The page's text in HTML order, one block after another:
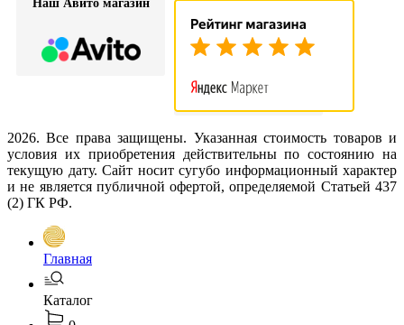
Наш Авито магазин
2026. Все права защищены. Указанная стоимость товаров и
условия их приобретения действительны по состоянию на
текущую дату. Сайт носит сугубо информационный характер
и не является публичной офертой, определяемой Статьей 437
(2) ГК РФ.
Главная
Каталог